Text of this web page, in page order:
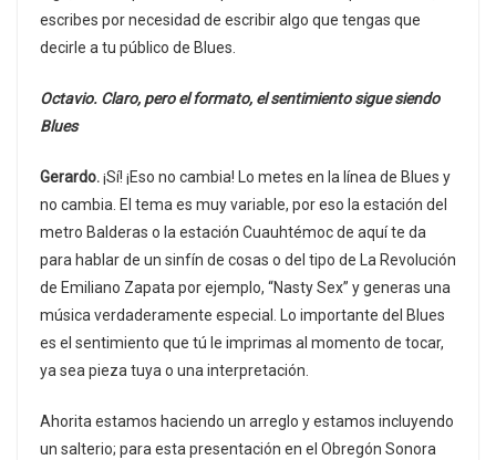
escribes por necesidad de escribir algo que tengas que
decirle a tu público de Blues.
Octavio. Claro, pero el formato, el sentimiento sigue siendo
Blues
Gerardo.¡Sí! ¡Eso no cambia! Lo metes en la línea de Blues y
no cambia. El tema es muy variable, por eso la estación del
metro Balderas o la estación Cuauhtémoc de aquí te da
para hablar de un sinfín de cosas o del tipo de La Revolución
de Emiliano Zapata por ejemplo, “Nasty Sex” y generas una
música verdaderamente especial. Lo importante del Blues
es el sentimiento que tú le imprimas al momento de tocar,
ya sea pieza tuya o una interpretación.
Ahorita estamos haciendo un arreglo y estamos incluyendo
un salterio; para esta presentación en el Obregón Sonora